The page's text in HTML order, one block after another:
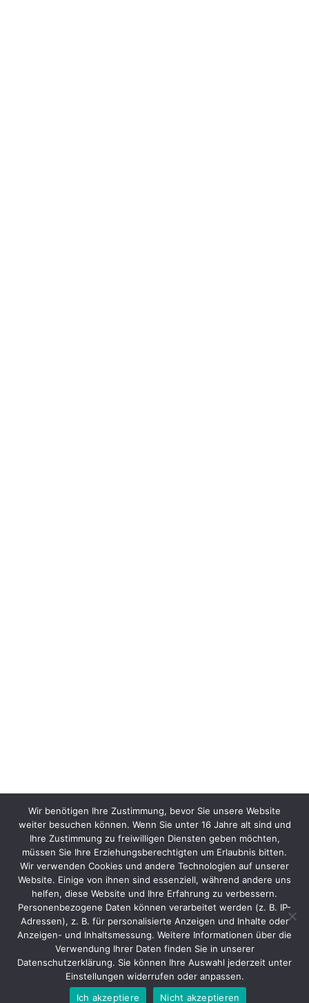
Wir benötigen Ihre Zustimmung, bevor Sie unsere Website
weiter besuchen können. Wenn Sie unter 16 Jahre alt sind und
Ihre Zustimmung zu freiwilligen Diensten geben möchten,
müssen Sie Ihre Erziehungsberechtigten um Erlaubnis bitten.
Wir verwenden Cookies und andere Technologien auf unserer
Website. Einige von ihnen sind essenziell, während andere uns
helfen, diese Website und Ihre Erfahrung zu verbessern.
Personenbezogene Daten können verarbeitet werden (z. B. IP-
Adressen), z. B. für personalisierte Anzeigen und Inhalte oder
Anzeigen- und Inhaltsmessung. Weitere Informationen über die
Verwendung Ihrer Daten finden Sie in unserer
Datenschutzerklärung. Sie können Ihre Auswahl jederzeit unter
Einstellungen widerrufen oder anpassen.
Ich akzeptiere
Nicht akzeptieren